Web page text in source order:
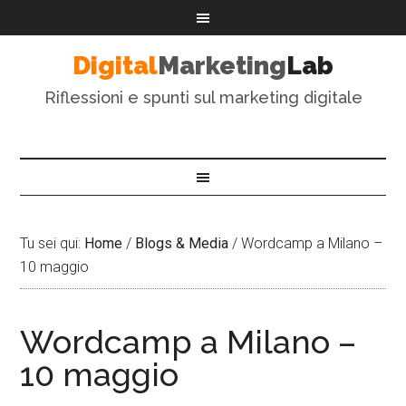
DigitalMarketingLab
Riflessioni e spunti sul marketing digitale
Tu sei qui: Home / Blogs & Media / Wordcamp a Milano –
10 maggio
Wordcamp a Milano –
10 maggio